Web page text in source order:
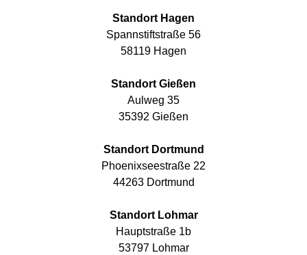
Standort Hagen
Spannstiftstraße 56
58119 Hagen
Standort Gießen
Aulweg 35
35392 Gießen
Standort Dortmund
Phoenixseestraße 22
44263 Dortmund
Standort Lohmar
Hauptstraße 1b
53797 Lohmar